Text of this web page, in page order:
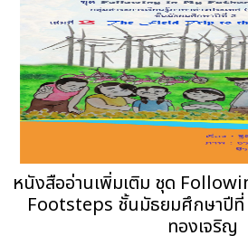
หนังสืออ่านเพิ่มเติม ชุด
Footsteps ชั้นมัธยมศึกษาปี
ทองเจริญ